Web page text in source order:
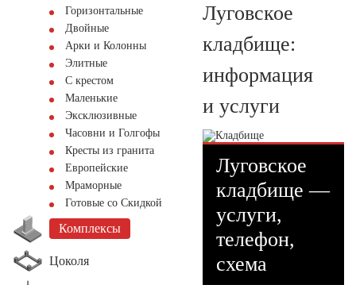
Горизонтальные
Двойные
Арки и Колонны
Элитные
С крестом
Маленькие
Эксклюзивные
Часовни и Голгофы
Кресты из гранита
Европейские
Мраморные
Готовые со Скидкой
Комплексы
Цоколя
Луговское
кладбище:
информация
и услуги
Луговское
кладбище —
услуги,
телефон,
схема